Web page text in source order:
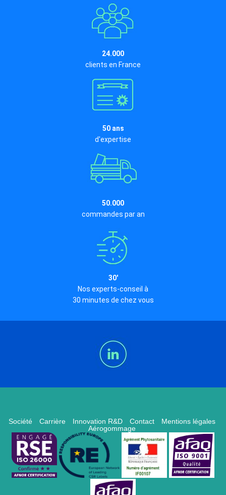
24.000
clients en France
50 ans
d'expertise
50.000
commandes par an
30'
Nos experts-conseil à
30 minutes de chez vous
Société Carrière Innovation R&D Contact
Mentions légales
Aérogommage